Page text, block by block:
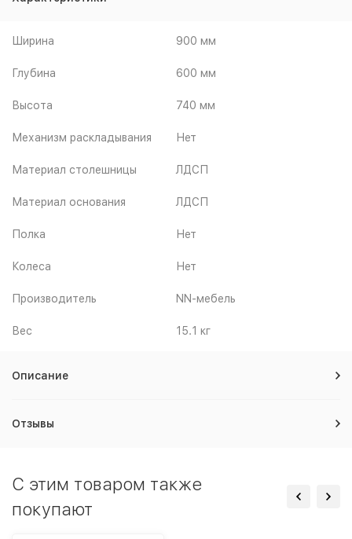
Ширина 900 мм
Глубина 600 мм
Высота 740 мм
Механизм раскладывания Нет
Материал столешницы ЛДСП
Материал основания ЛДСП
Полка Нет
Колеса Нет
Производитель NN-мебель
Вес 15.1 кг
Описание
Отзывы
C этим товаром также
покупают